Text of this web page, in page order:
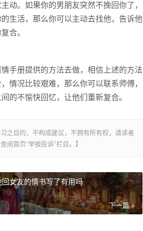
。如果你的男朋友突然不挽回你了，
生活，那么你可以主动去找他，告诉他
合。
手册提供的方法去做，相信上述的方法
情况比较艰难，那么你可以联系师傅，
的不愉快回忆，让他们重新复合。
之目的，不构成建议，不拥有所有权，请读者
首页“举报投诉”栏目。】
女友的情书写了有用吗
下一篇 »